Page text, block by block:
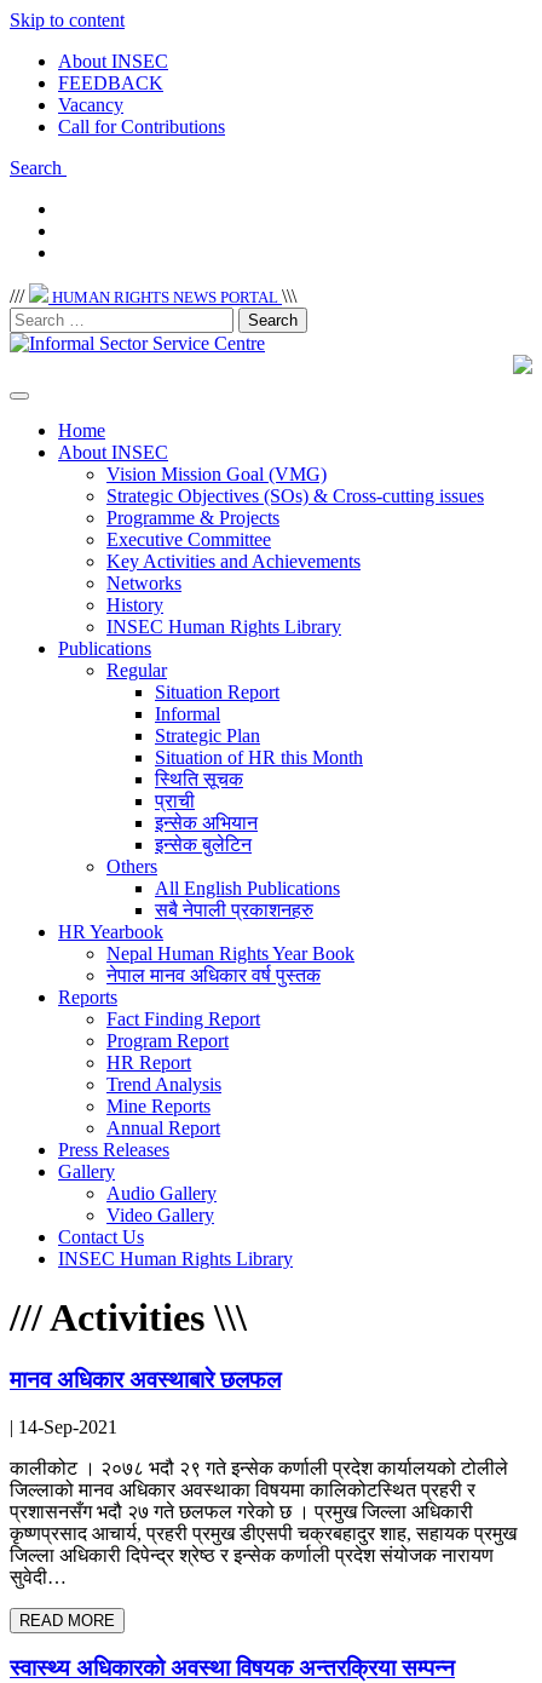
Skip to content
About INSEC
FEEDBACK
Vacancy
Call for Contributions
Search
/// HUMAN RIGHTS NEWS PORTAL \\\
Home
About INSEC
Vision Mission Goal (VMG)
Strategic Objectives (SOs) & Cross-cutting issues
Programme & Projects
Executive Committee
Key Activities and Achievements
Networks
History
INSEC Human Rights Library
Publications
Regular
Situation Report
Informal
Strategic Plan
Situation of HR this Month
स्थिति सूचक
प्राची
इन्सेक अभियान
इन्सेक बुलेटिन
Others
All English Publications
सबै नेपाली प्रकाशनहरु
HR Yearbook
Nepal Human Rights Year Book
नेपाल मानव अधिकार वर्ष पुस्तक
Reports
Fact Finding Report
Program Report
HR Report
Trend Analysis
Mine Reports
Annual Report
Press Releases
Gallery
Audio Gallery
Video Gallery
Contact Us
INSEC Human Rights Library
///Activities \\\
मानव अधिकार अवस्थाबारे छलफल
| 14-Sep-2021
कालीकोट । २०७८ भदौ २९ गते इन्सेक कर्णाली प्रदेश कार्यालयको टोलीले
जिल्लाको मानव अधिकार अवस्थाका विषयमा कालिकोटस्थित प्रहरी र
प्रशासनसँग भदौ २७ गते छलफल गरेको छ । प्रमुख जिल्ला अधिकारी
कृष्णप्रसाद आचार्य, प्रहरी प्रमुख डीएसपी चक्रबहादुर शाह, सहायक प्रमुख
जिल्ला अधिकारी दिपेन्द्र श्रेष्ठ र इन्सेक कर्णाली प्रदेश संयोजक नारायण
सुवेदी…
READ MORE
स्वास्थ्य अधिकारको अवस्था विषयक अन्तरक्रिया सम्पन्न